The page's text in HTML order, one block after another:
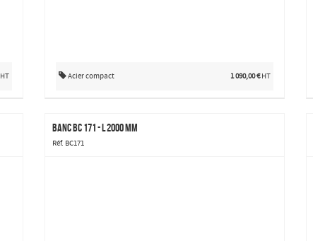
HT Acier compact 1 090,00 € HT
Banc BC 171 - L 2000 mm
Réf. BC171